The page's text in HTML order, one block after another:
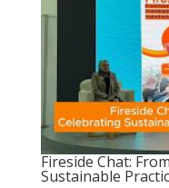
Fireside Chat:
Sustainable